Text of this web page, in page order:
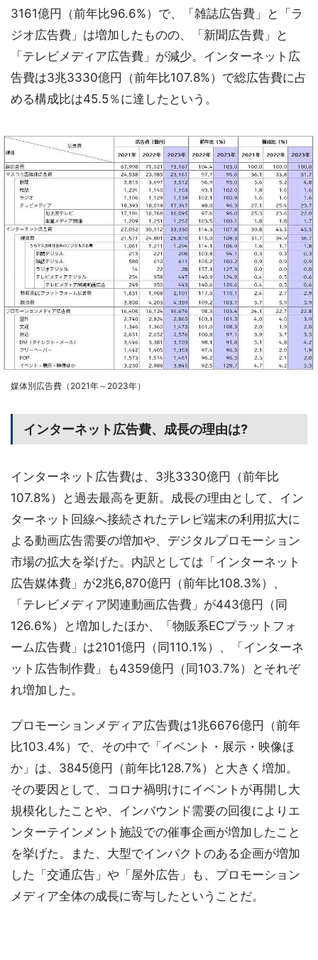
3161億円（前年比96.6%）で、「雑誌広告費」と「ラ
ジオ広告費」は増加したものの、「新聞広告費」と
「テレビメディア広告費」が減少。インターネット広
告費は3兆3330億円（前年比107.8%）で総広告費に占
める構成比は45.5％に達したという。
媒体別広告費（2021年～2023年）
インターネット広告費、成長の理由は?
インターネット広告費は、3兆3330億円（前年比
107.8%）と過去最高を更新。成長の理由として、イン
ターネット回線へ接続されたテレビ端末の利用拡大に
よる動画広告需要の増加や、デジタルプロモーション
市場の拡大を挙げた。内訳としては「インターネット
広告媒体費」が2兆6,870億円（前年比108.3%）、
「テレビメディア関連動画広告費」が443億円（同
126.6%）と増加したほか、「物販系ECプラットフォ
ーム広告費」は2101億円（同110.1%）、「インターネ
ット広告制作費」も4359億円（同103.7%）とそれぞ
れ増加した。
プロモーションメディア広告費は1兆6676億円（前年
比103.4%）で、その中で「イベント・展示・映像ほ
か」は、3845億円（前年比128.7%）と大きく増加。
その要因として、コロナ禍明けにイベントが再開し大
規模化したことや、インバウンド需要の回復によりエ
ンターテインメント施設での催事企画が増加したこと
を挙げた。また、大型でインパクトのある企画が増加
した「交通広告」や「屋外広告」も、プロモーション
メディア全体の成長に寄与したということだ。